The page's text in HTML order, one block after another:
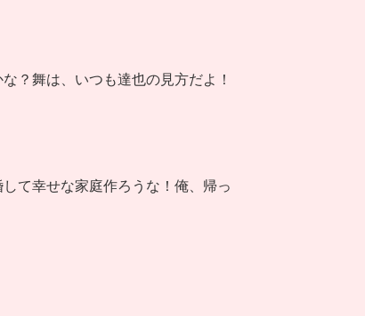
？舞は、いつも達也の見方だよ！
て幸せな家庭作ろうな！俺、帰っ